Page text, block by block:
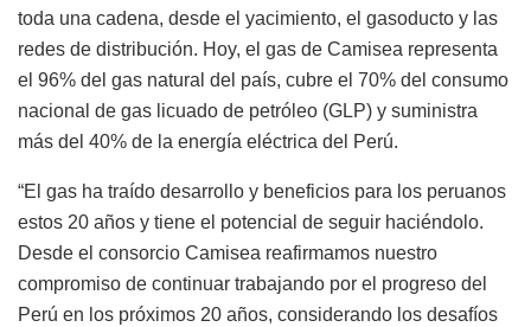
toda una cadena, desde el yacimiento, el gasoducto y las
redes de distribución. Hoy, el gas de Camisea representa
el 96% del gas natural del país, cubre el 70% del consumo
nacional de gas licuado de petróleo (GLP) y suministra
más del 40% de la energía eléctrica del Perú.
“El gas ha traído desarrollo y beneficios para los peruanos
estos 20 años y tiene el potencial de seguir haciéndolo.
Desde el consorcio Camisea reafirmamos nuestro
compromiso de continuar trabajando por el progreso del
Perú en los próximos 20 años, considerando los desafíos